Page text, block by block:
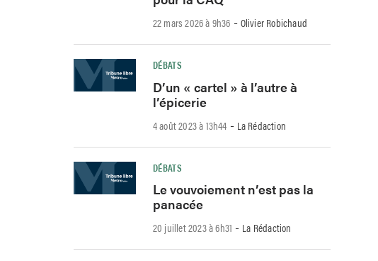
22 mars 2026 à 9h36 -Olivier Robichaud
DÉBATS
D’un « cartel » à l’autre à
l’épicerie
4 août 2023 à 13h44 - La Rédaction
DÉBATS
Le vouvoiement n’est pas la
panacée
20 juillet 2023 à 6h31 - La Rédaction